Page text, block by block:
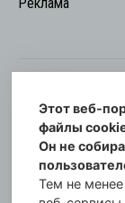
©
Орловская
00254 от 29
Газета
Этот веб-
файлы
Он не
Тем не